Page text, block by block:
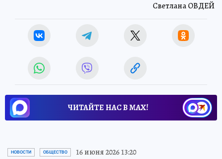
Светлана ОВДЕЙ
ЧИТАЙТЕ НАС В МАХ!
НОВОСТИ ОБЩЕСТВО 16 июня 2026 13:20